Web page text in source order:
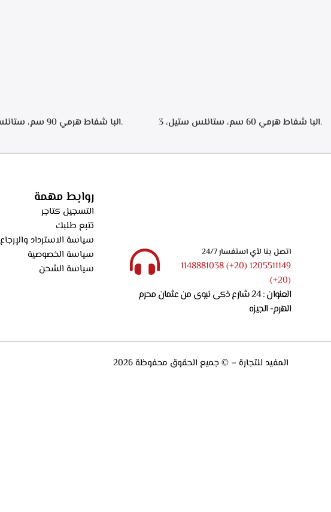
.البا شفاط هرمي 60 سم، ستانلس ستيل، 3
اتصل بنا لأي استفسار 24/7
1205511149 (20+) 1148881038
(20+)
العنوان : 24 شارع ذكى نبوى من عثمان محرم
الهرم- الجيزه
روابط مهمة
التسجيل كتاجر
تتبع طلبك
سياسة الاسترداد والإرجاع
سياسة الخصوصية
سياسة الشحن
المفيد للتجارة – © جميع الحقوق محفوظة 2026